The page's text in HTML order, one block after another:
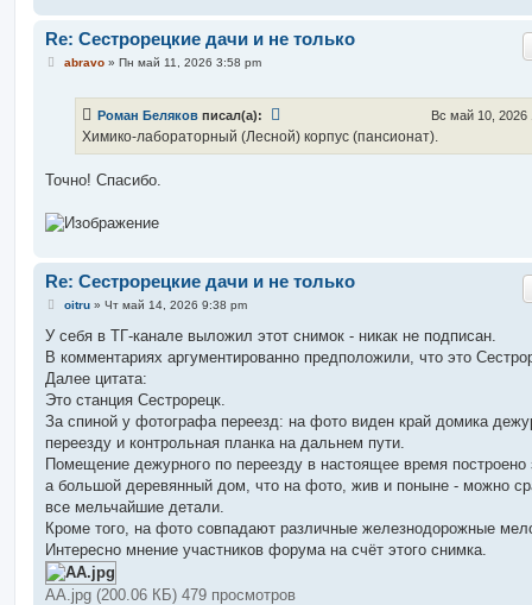
Re: Сестрорецкие дачи и не только
С
е
abravo» Пн май 11, 2026 3:58 pm
Роман Беляков писал(а): Вс май 10, 2026
Химико-лабораторный (Лесной) корпус (пансионат).
Точно! Спасибо.
Re: Сестрорецкие дачи и не только
С
о
щ
е
и
е
oitru» Чт май 14, 2026 9:38 pm
У себя в ТГ-канале выложил этот снимок - никак не подписан.
В комментариях аргументированно предположили, что это
Далее цитата:
Это станция Сестрорецк.
За спиной у фотографа переезд: на фото виден край домика
переезду и контрольная планка на дальнем пути.
Помещение дежурного по переезду в настоящее время построено
а большой деревянный дом, что на фото, жив и поныне - можно
все мельчайшие детали.
Кроме того, на фото совпадают различные железнодорожные
Интересно мнение участников форума на счёт этого снимка.
АА.jpg (200.06 КБ) 479 просмотров